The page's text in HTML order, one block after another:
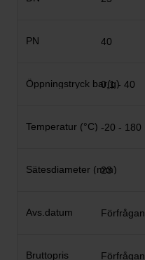
40
0,1 - 40
-20 - 180
23
Förfrågan
Förfrågan